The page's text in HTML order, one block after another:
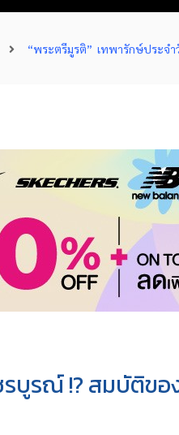
“พระตรีมูรติ” เทพารักษ์ประจ
รบูรณ์ !? สมบัติข